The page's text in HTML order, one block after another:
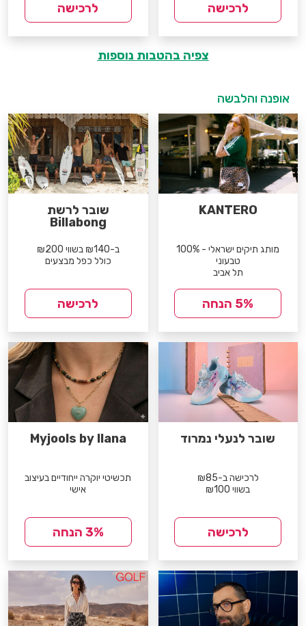
לרכישה לרכישה
צפיה בהטבות נוספות
אופנה והלבשה
KANTERO
מותג תיקים ישראלי - 100%
טבעוני
תל אביב
5% הנחה
שובר לרשת
Billabong
ב-₪140 בשווי ₪200
כולל כפל מבצעים
לרכישה
שובר לנעלי נמרוד
לרכישה ב-₪85
בשווי ₪100
לרכישה
Myjools by Ilana
תכשיטי יוקרה ייחודיים בעיצוב
אישי
3% הנחה